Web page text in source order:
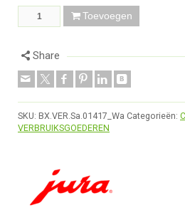
Toevoegen
Share
SKU: BX.VER.Sa.01417_Wa Categorieën:
VERBRUIKSGOEDEREN